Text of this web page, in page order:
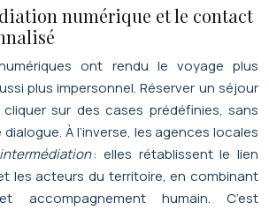
numérique et le contact
ont rendu le voyage plus
plus impersonnel. Réserver un séjour
sur des cases prédéfinies, sans
À l’inverse, les agences locales
: elles rétablissent le lien
les acteurs du territoire, en combinant
accompagnement humain. C’est